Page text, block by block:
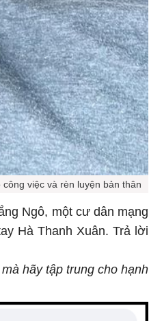
việc và rèn luyện bản thân
Ngô, một cư dân mạng
Hà Thanh Xuân. Trả lời
hãy tập trung cho hạnh